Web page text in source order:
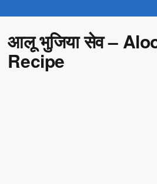
आलू भुजिया सेव –
Recipe